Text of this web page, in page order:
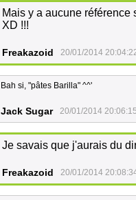
Mais y a aucune
XD !!!
Freakazoid 20/01/2014
Bah si, "pâtes Barilla" ^^'
Jack Sugar 20/01/2014
Je savais que j'aurais du
Freakazoid 20/01/2014